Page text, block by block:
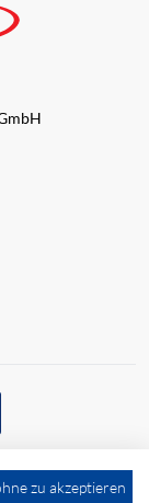
zu akzeptieren